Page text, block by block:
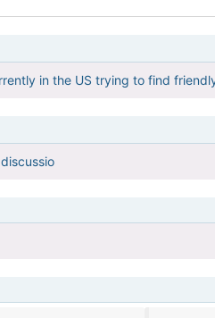
in the US trying to find